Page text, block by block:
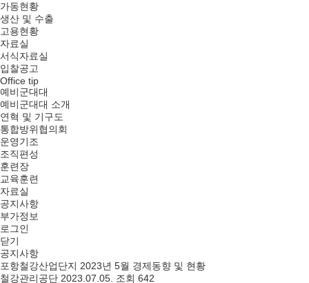
가동현황
생산 및 수출
고용현황
자료실
서식자료실
입찰공고
Office tip
예비군대대
예비군대대 소개
연혁 및 기구도
통합방위협의회
운영기조
조직편성
훈련장
교육훈련
자료실
공지사항
부가정보
로그인
닫기
공지사항
포항철강산업단지 2023년 5월 경제동향 및 현황
철강관리공단 2023.07.05. 조회 642